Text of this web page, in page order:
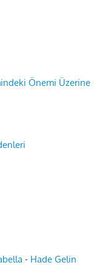
Önemi Üzerine
- Hade Gelin